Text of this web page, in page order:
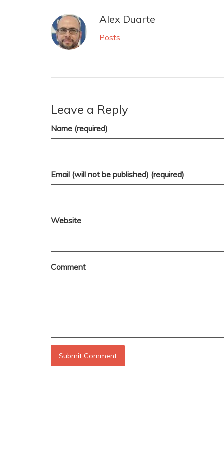
Alex Duarte
Posts
Leave a Reply
Name (required)
Email (will not be published) (required)
Website
Comment